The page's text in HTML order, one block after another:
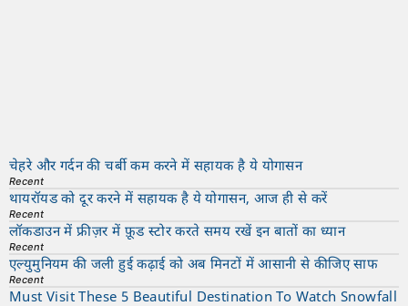
चेहरे और गर्दन की चर्बी कम करने में सहायक है ये योगासन
Recent
थायरॉयड को दूर करने में सहायक है ये योगासन, आज ही से करें
Recent
लॉकडाउन में फ्रीज़र में फ़ूड स्टोर करते समय रखें इन बातों का ध्यान
Recent
एल्युमुनियम की जली हुई कढ़ाई को अब मिनटों में आसानी से कीजिए साफ
Recent
Must Visit These 5 Beautiful Destination To Watch Snowfall